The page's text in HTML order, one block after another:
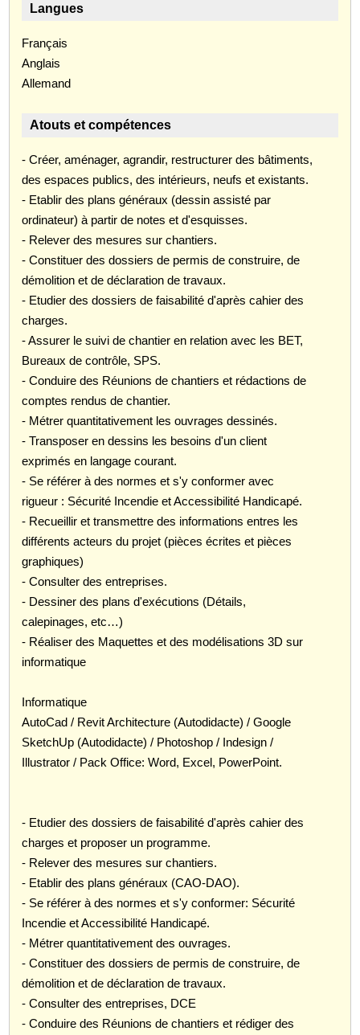
Langues
Français
Anglais
Allemand
Atouts et compétences
- Créer, aménager, agrandir, restructurer des bâtiments,
des espaces publics, des intérieurs, neufs et existants.
- Etablir des plans généraux (dessin assisté par
ordinateur) à partir de notes et d'esquisses.
- Relever des mesures sur chantiers.
- Constituer des dossiers de permis de construire, de
démolition et de déclaration de travaux.
- Etudier des dossiers de faisabilité d'après cahier des
charges.
- Assurer le suivi de chantier en relation avec les BET,
Bureaux de contrôle, SPS.
- Conduire des Réunions de chantiers et rédactions de
comptes rendus de chantier.
- Métrer quantitativement les ouvrages dessinés.
- Transposer en dessins les besoins d'un client
exprimés en langage courant.
- Se référer à des normes et s'y conformer avec
rigueur : Sécurité Incendie et Accessibilité Handicapé.
- Recueillir et transmettre des informations entres les
différents acteurs du projet (pièces écrites et pièces
graphiques)
- Consulter des entreprises.
- Dessiner des plans d'exécutions (Détails,
calepinages, etc…)
- Réaliser des Maquettes et des modélisations 3D sur
informatique
Informatique
AutoCad / Revit Architecture (Autodidacte) / Google
SketchUp (Autodidacte) / Photoshop / Indesign /
Illustrator / Pack Office: Word, Excel, PowerPoint.
- Etudier des dossiers de faisabilité d'après cahier des
charges et proposer un programme.
- Relever des mesures sur chantiers.
- Etablir des plans généraux (CAO-DAO).
- Se référer à des normes et s'y conformer: Sécurité
Incendie et Accessibilité Handicapé.
- Métrer quantitativement des ouvrages.
- Constituer des dossiers de permis de construire, de
démolition et de déclaration de travaux.
- Consulter des entreprises, DCE
- Conduire des Réunions de chantiers et rédiger des